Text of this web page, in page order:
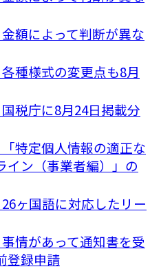
額によって判断が異な
種様式の変更点も8月
税庁に8月24日掲載分
特定個人情報の適正な
イン（事業者編）」の
ヶ国語に対応したリー
情があって通知書を受
登録申請